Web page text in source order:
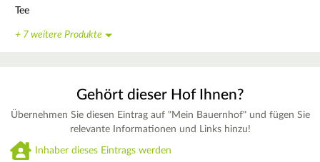
Tee
+ 7 weitere Produkte
Gehört dieser Hof Ihnen?
Übernehmen Sie diesen Eintrag auf "Mein Bauernhof" und fügen Sie
relevante Informationen und Links hinzu!
Inhaber dieses Eintrags werden